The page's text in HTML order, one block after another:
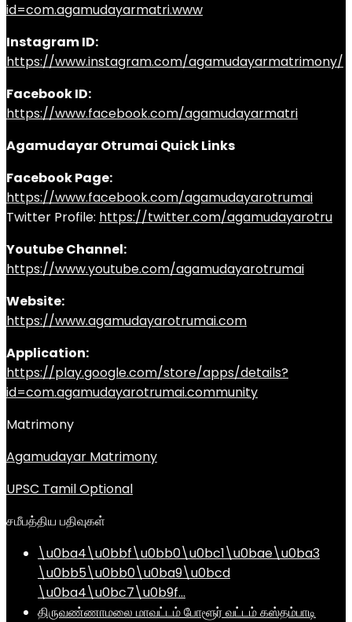
id=com.agamudayarmatri.www
Instagram ID:
https://www.instagram.com/agamudayarmatrimony/
Facebook ID:
https://www.facebook.com/agamudayarmatri
Agamudayar Otrumai Quick Links
Facebook Page:
https://www.facebook.com/agamudayarotrumai
Twitter Profile: https://twitter.com/agamudayarotru
Youtube Channel:
https://www.youtube.com/agamudayarotrumai
Website:
https://www.agamudayarotrumai.com
Application:
https://play.google.com/store/apps/details?
id=com.agamudayarotrumai.community
Matrimony
Agamudayar Matrimony
UPSC Tamil Optional
சமீபத்திய பதிவுகள்
\u0ba4\u0bbf\u0bb0\u0bc1\u0bae\u0ba3
\u0bb5\u0bb0\u0ba9\u0bcd
\u0ba4\u0bc7\u0b9f…
திருவண்ணாமலை மாவட்டம் போளூர் வட்டம் கஸ்தம்பாடி